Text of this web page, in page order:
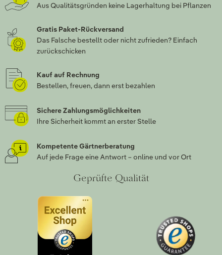
Aus Qualitätsgründen keine Lagerhaltung bei Pflanzen
Gratis Paket-Rückversand
Das Falsche bestellt oder nicht zufrieden? Einfach
zurückschicken
Kauf auf Rechnung
Bestellen, freuen, dann erst bezahlen
Sichere Zahlungsmöglichkeiten
Ihre Sicherheit kommt an erster Stelle
Kompetente Gärtnerberatung
Auf jede Frage eine Antwort – online und vor Ort
Geprüfte Qualität